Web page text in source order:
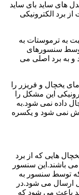
های ساید بای ساید
از برد الکترونیکی
به ترموستات به
توسط سنسورهای
به برد اصلی می
یخچال و فریزر را
این مشکل را
داده نمی شود.به
نمی شود و یکسره
هایی که از برد
می باشند.این سنسور
توسط سنسور به
ارسال می شود.در
باعث می شود که